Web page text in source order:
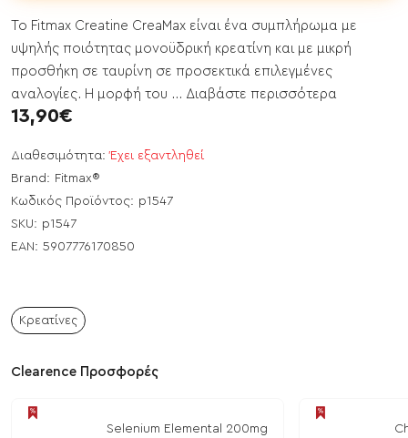
Διαθεσιμότητα: Έχει εξαντληθεί
Brand: Fitmax®
Κωδικός Προϊόντος: p1547
SKU: p1547
EAN: 5907776170850
13,90€
Το Fitmax Creatine CreaMax είναι ένα συμπλήρωμα με
υψηλής ποιότητας μονοϋδρική κρεατίνη και με μικρή
προσθήκη σε ταυρίνη σε προσεκτικά επιλεγμένες
αναλογίες. Η μορφή του ... Διαβάστε περισσότερα
Κρεατίνες
Clearence Προσφορές
Selenium Elemental 200mg